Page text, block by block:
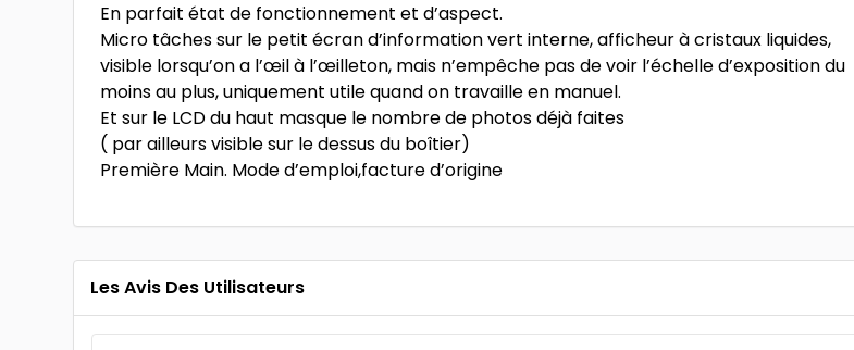
En parfait état de fonctionnement et d’aspect.
Micro tâches sur le petit écran d’information vert interne, afficheur à cristaux liquides,
visible lorsqu’on a l’œil à l’œilleton, mais n’empêche pas de voir l’échelle d’exposition du
moins au plus, uniquement utile quand on travaille en manuel.
Et sur le LCD du haut masque le nombre de photos déjà faites
( par ailleurs visible sur le dessus du boîtier)
Première Main. Mode d’emploi,facture d’origine
Les Avis Des Utilisateurs